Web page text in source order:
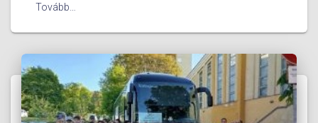
Tovább…